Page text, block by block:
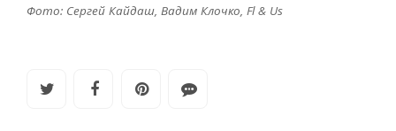
Фото: Сергей Кайдаш, Вадим Клочко, Fl& Us